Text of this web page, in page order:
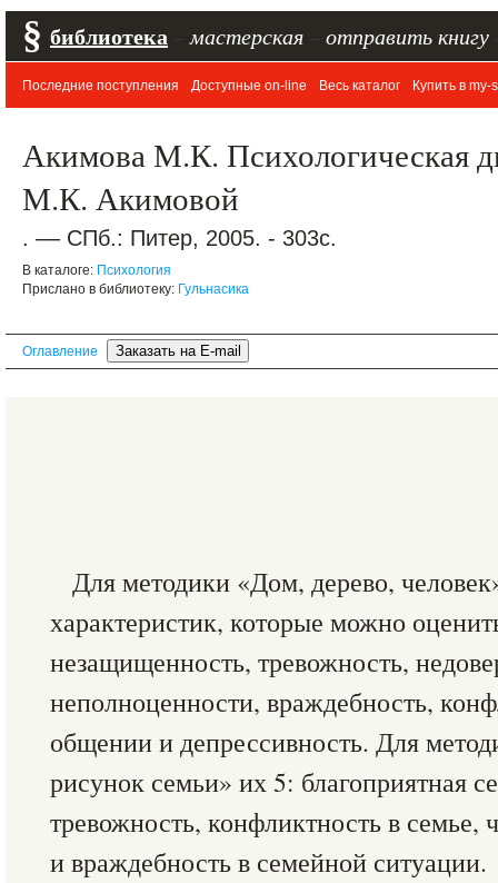
§ библиотека мастерская отправить книгу
Последние поступления Доступные on-line Весь каталог Купить в my-
Акимова М.К. Психологическая
М.К. Акимовой
. –– СПб.: Питер, 2005. - 303с.
В каталоге: Психология
Прислано в библиотеку: Гульнасика
Оглавление
Для методики «Дом, дерево,
характеристик, которые можно
незащищенность, тревожность,
неполноценности, враждебность,
общении и депрессивность. Для
рисунок семьи» их 5: благоприятная
тревожность, конфликтность в семье,
и враждебность в семейной ситуации.